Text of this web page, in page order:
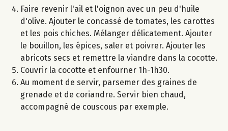
Faire revenir l'ail et l'oignon avec un peu d'huile
d'olive. Ajouter le concassé de tomates, les carottes
et les pois chiches. Mélanger délicatement. Ajouter
le bouillon, les épices, saler et poivrer. Ajouter les
abricots secs et remettre la viandre dans la cocotte.
Couvrir la cocotte et enfourner 1h-1h30.
Au moment de servir, parsemer des graines de
grenade et de coriandre. Servir bien chaud,
accompagné de couscous par exemple.